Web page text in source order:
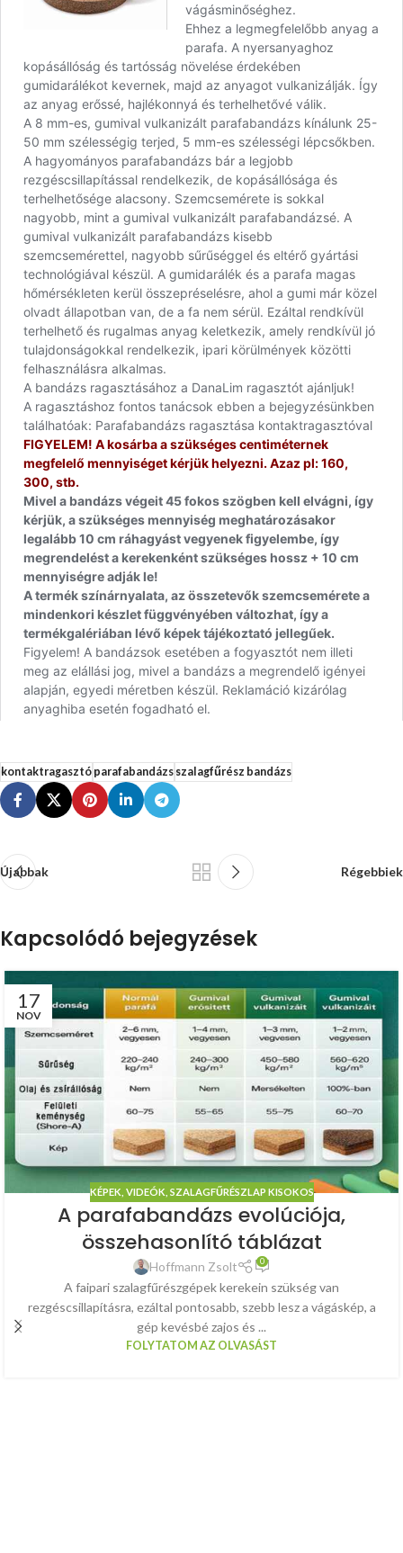
kontaktragasztóparafabandázsszalagfűrész bandázs
Újabbak Régebbiek
Kapcsolódó bejegyzések
17
NOV
KÉPEK, VIDEÓK SZALAGFŰRÉSZLAP KISOKOS
A parafabandázs evolúciója,
összehasonlító táblázat
Hoffmann Zsolt 0
A faipari szalagfűrészgépek kerekein szükség van
rezgéscsillapításra, ezáltal pontosabb, szebb lesz a vágáskép, a
gép kevésbé zajos és ...
FOLYTATOM AZ OLVASÁST